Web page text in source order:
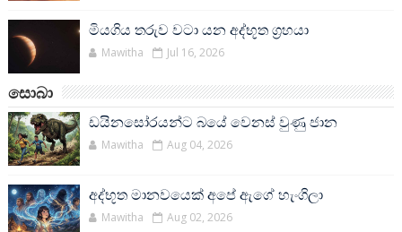
මියගිය තරුව වටා යන අද්භූත ග්‍රහයා
Mawitha Jul 16, 2026
සොබා
ඩයිනසෝරයන්ට බයේ වෙනස් වුණු ජාන
Mawitha Aug 04, 2026
අද්භූත මානවයෙක් අපේ ඇගේ හැංගිලා
Mawitha Aug 02, 2026